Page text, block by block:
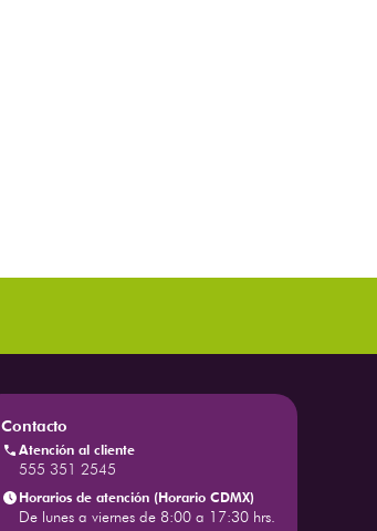
Contacto
Atención al cliente
555 351 2545
Horarios de atención (Horario CDMX)
De lunes a viernes de 8:00 a 17:30 hrs.